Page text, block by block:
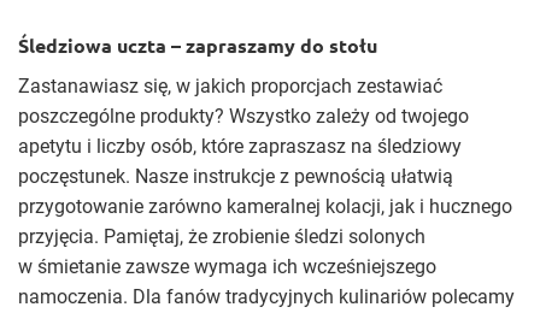
Śledziowa uczta – zapraszamy do stołu
Zastanawiasz się, w jakich proporcjach zestawiać
poszczególne produkty? Wszystko zależy od twojego
apetytu i liczby osób, które zapraszasz na śledziowy
poczęstunek. Nasze instrukcje z pewnością ułatwią
przygotowanie zarówno kameralnej kolacji, jak i hucznego
przyjęcia. Pamiętaj, że zrobienie śledzi solonych
w śmietanie zawsze wymaga ich wcześniejszego
namoczenia. Dla fanów tradycyjnych kulinariów polecamy